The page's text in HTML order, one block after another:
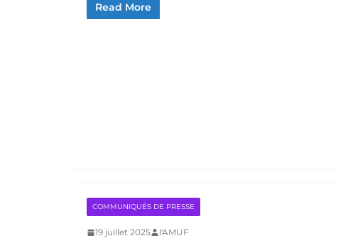
Read More
COMMUNIQUÉS DE PRESSE
19 juillet 2025 l'AMUF